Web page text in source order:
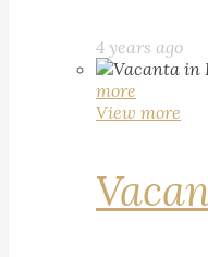
4 years ago
more
View more